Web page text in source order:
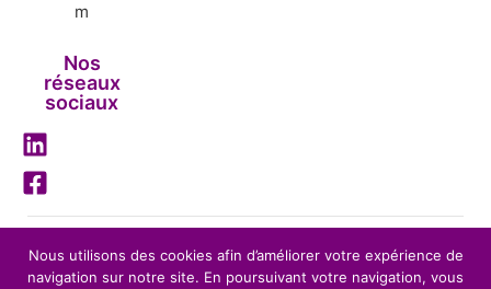
m
Nos
réseaux
sociaux
Mentions légales
Politique de confidentialité
Nous utilisons des cookies afin d’améliorer votre expérience de
navigation sur notre site. En poursuivant votre navigation, vous